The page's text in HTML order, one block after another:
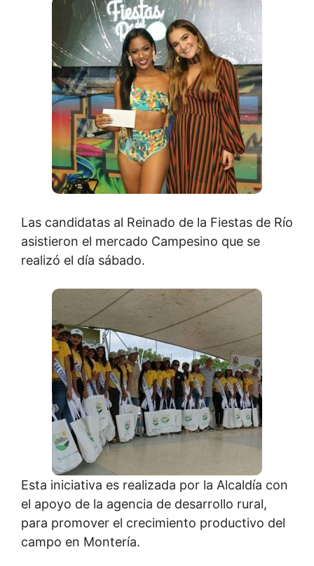
Las candidatas al Reinado de la Fiestas de Río
asistieron el mercado Campesino que se
realizó el día sábado.
Esta iniciativa es realizada por la Alcaldía con
el apoyo de la agencia de desarrollo rural,
para promover el crecimiento productivo del
campo en Montería.